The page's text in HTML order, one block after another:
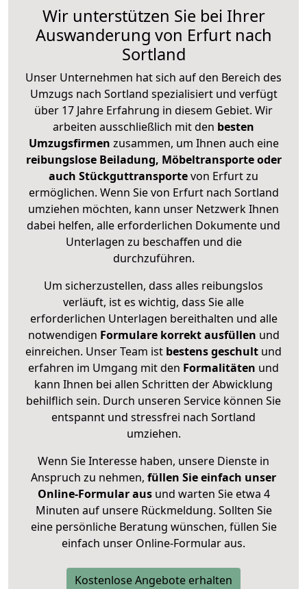
Wir unterstützen Sie bei Ihrer
Auswanderung von Erfurt nach
Sortland
Unser Unternehmen hat sich auf den Bereich des
Umzugs nach Sortland spezialisiert und verfügt
über 17 Jahre Erfahrung in diesem Gebiet. Wir
arbeiten ausschließlich mit den besten
Umzugsfirmen zusammen, um Ihnen auch eine
reibungslose Beiladung, Möbeltransporte oder
auch Stückguttransportevon Erfurt zu
ermöglichen. Wenn Sie von Erfurt nach Sortland
umziehen möchten, kann unser Netzwerk Ihnen
dabei helfen, alle erforderlichen Dokumente und
Unterlagen zu beschaffen und die
durchzuführen.
Um sicherzustellen, dass alles reibungslos
verläuft, ist es wichtig, dass Sie alle
erforderlichen Unterlagen bereithalten und alle
notwendigen Formulare korrekt ausfüllen und
einreichen. Unser Team ist bestens geschult und
erfahren im Umgang mit den Formalitäten und
kann Ihnen bei allen Schritten der Abwicklung
behilflich sein. Durch unseren Service können Sie
entspannt und stressfrei nach Sortland
umziehen.
Wenn Sie Interesse haben, unsere Dienste in
Anspruch zu nehmen, füllen Sie einfach unser
Online-Formular ausund warten Sie etwa 4
Minuten auf unsere Rückmeldung. Sollten Sie
eine persönliche Beratung wünschen, füllen Sie
einfach unser Online-Formular aus.
Kostenlose Angebote erhalten